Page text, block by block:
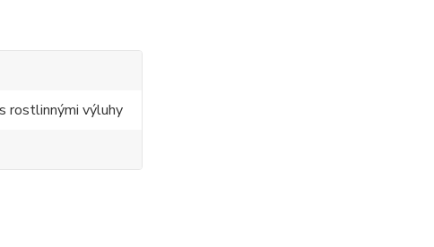
rostlinnými výluhy